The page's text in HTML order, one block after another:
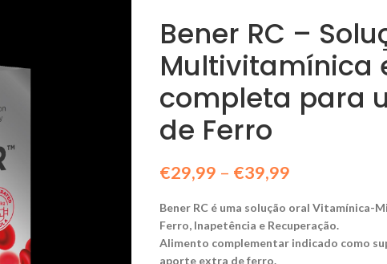
Bener RC –
Multivitamínica
completa para
de Ferro
€29,99 – €39,99
Bener RC é uma solução oral Vitamínica-
Ferro, Inapetência e Recuperação.
Alimento complementar indicado como
aporte extra de ferro.